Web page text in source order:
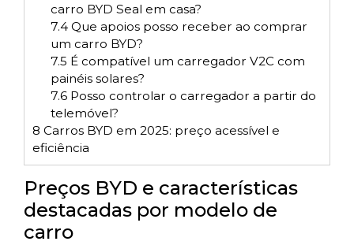
carro BYD Seal em casa?
7.4Que apoios posso receber ao comprar
um carro BYD?
7.5 É compatível um carregador V2C com
painéis solares?
7.6Posso controlar o carregador a partir do
telemóvel?
8 Carros BYD em 2025: preço acessível e
eficiência
Preços BYD e características
destacadas por modelo de
carro